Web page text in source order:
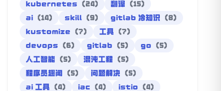
kubernetes (24) 翻译
(15)
ai
(14) skill (9) gitlab 冷知识
(8)
kustomize
(7) 工具
(7)
devops
(6) gitlab (5) go
(5)
人工智能
(5) 混沌工程
(5)
程序员趣闻
(5) 问题解决
(5)
ai 工具
(4) iac (4) istio
(4)